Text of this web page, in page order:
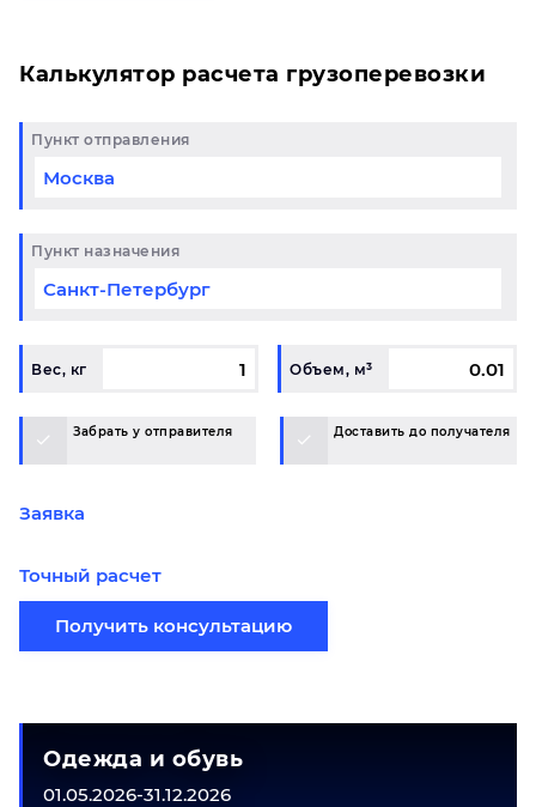
Калькулятор расчета грузоперевозки
Пункт отправления
Пункт назначения
Вес, кг Объем, м³
Забрать у отправителя Доставить до получателя
Заявка
Точный расчет
Получить консультацию
Одежда и обувь
01.05.2026-31.12.2026